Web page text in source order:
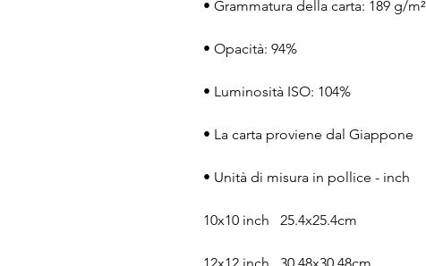
• Grammatura della carta: 189 g/m²
• Opacità: 94%
• Luminosità ISO: 104%
• La carta proviene dal Giappone
• Unità di misura in pollice - inch
10x10 inch   25.4x25.4cm
12x12 inch   30.48x30.48cm